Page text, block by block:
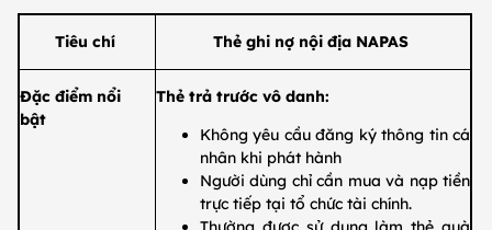
​​Tiêu chí ​Thẻ ghi nợ nội địa NAPAS
​Đặc điểm nổi
bật
Thẻ trả trước vô danh:
​Không yêu cầu đăng ký thông tin cá
nhân khi phát hành
​Người dùng chỉ cần mua và nạp tiền
trực tiếp tại tổ chức tài chính.